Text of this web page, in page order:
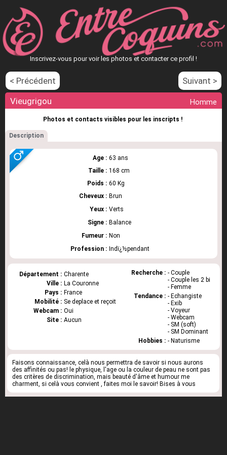
Inscrivez-vous pour voir les photos et contacter ce profil !
< Précédent
Suivant >
Vieugrigou
Homme
Photos et contacts visibles pour les inscripts !
Description
Age : 63 ans
Taille : 168 cm
Poids : 60 Kg
Cheveux : Brun
Yeux : Verts
Signe : Balance
Fumeur : Non
Profession : Indï¿½pendant
Département : Charente
Ville : La Couronne
Pays : France
Mobilité : Se deplace et reçoit
Webcam : Oui
Site : Aucun
Recherche : - Couple
- Couple les 2 bi
- Femme
Tendance : - Echangiste
- Exib
- Voyeur
- Webcam
- SM (soft)
- SM Dominant
Hobbies : - Naturisme
Faisons connaissance, celà nous permettra de savoir si nous aurons
des affinités ou pas! le physique, l'age ou la couleur de peau ne sont pas
des critères de discrimination, mais beauté d'âme et humour me
charment, si celà vous convient , faites moi le savoir! Bises à vous